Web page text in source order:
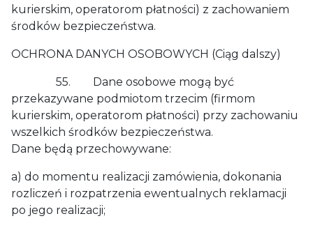
kurierskim, operatorom płatności) z zachowaniem
środków bezpieczeństwa.
OCHRONA DANYCH OSOBOWYCH (Ciąg dalszy)
55. Dane osobowe mogą być
przekazywane podmiotom trzecim (firmom
kurierskim, operatorom płatności) przy zachowaniu
wszelkich środków bezpieczeństwa.
Dane będą przechowywane:
a) do momentu realizacji zamówienia, dokonania
rozliczeń i rozpatrzenia ewentualnych reklamacji
po jego realizacji;